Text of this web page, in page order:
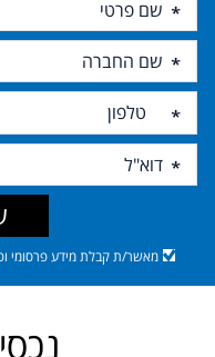
מאשר/ת קבלת מידע פרסומי